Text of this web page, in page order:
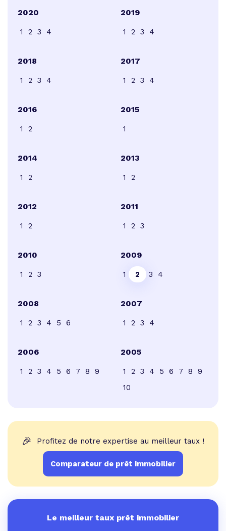
2020
1 2 3 4
2019
1 2 3 4
2018
1 2 3 4
2017
1 2 3 4
2016
1 2
2015
1
2014
1 2
2013
1 2
2012
1 2
2011
1 2 3
2010
1 2 3
2009
1 2 3 4
2008
1 2 3 4 5 6
2007
1 2 3 4
2006
1 2 3 4 5 6 7 8 9
2005
1 2 3 4 5 6 7 8
9
10
🎉 Profitez de notre expertise au meilleur taux !
Comparateur de prêt immobilier
Le meilleur taux prêt immobilier